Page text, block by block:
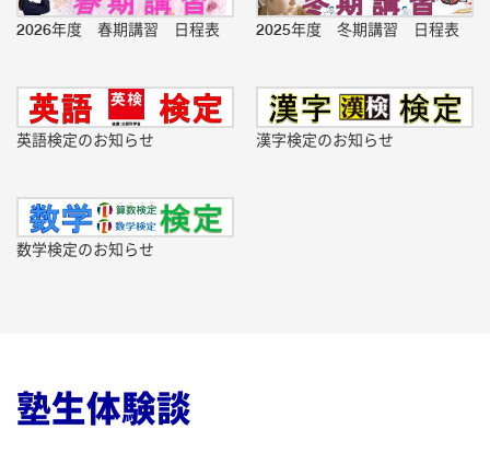
2026/08/01 中学生 テスト
2026/08/05 お知らせ
2026/07/01 検定
城東地区 私学フェア 進学相談会 ２０２6
2026年度 春期講習 日程表 2025年度 冬期講習 日程表
英語検定のお知らせ 漢字検定のお知らせ
数学検定のお知らせ
塾生体験談